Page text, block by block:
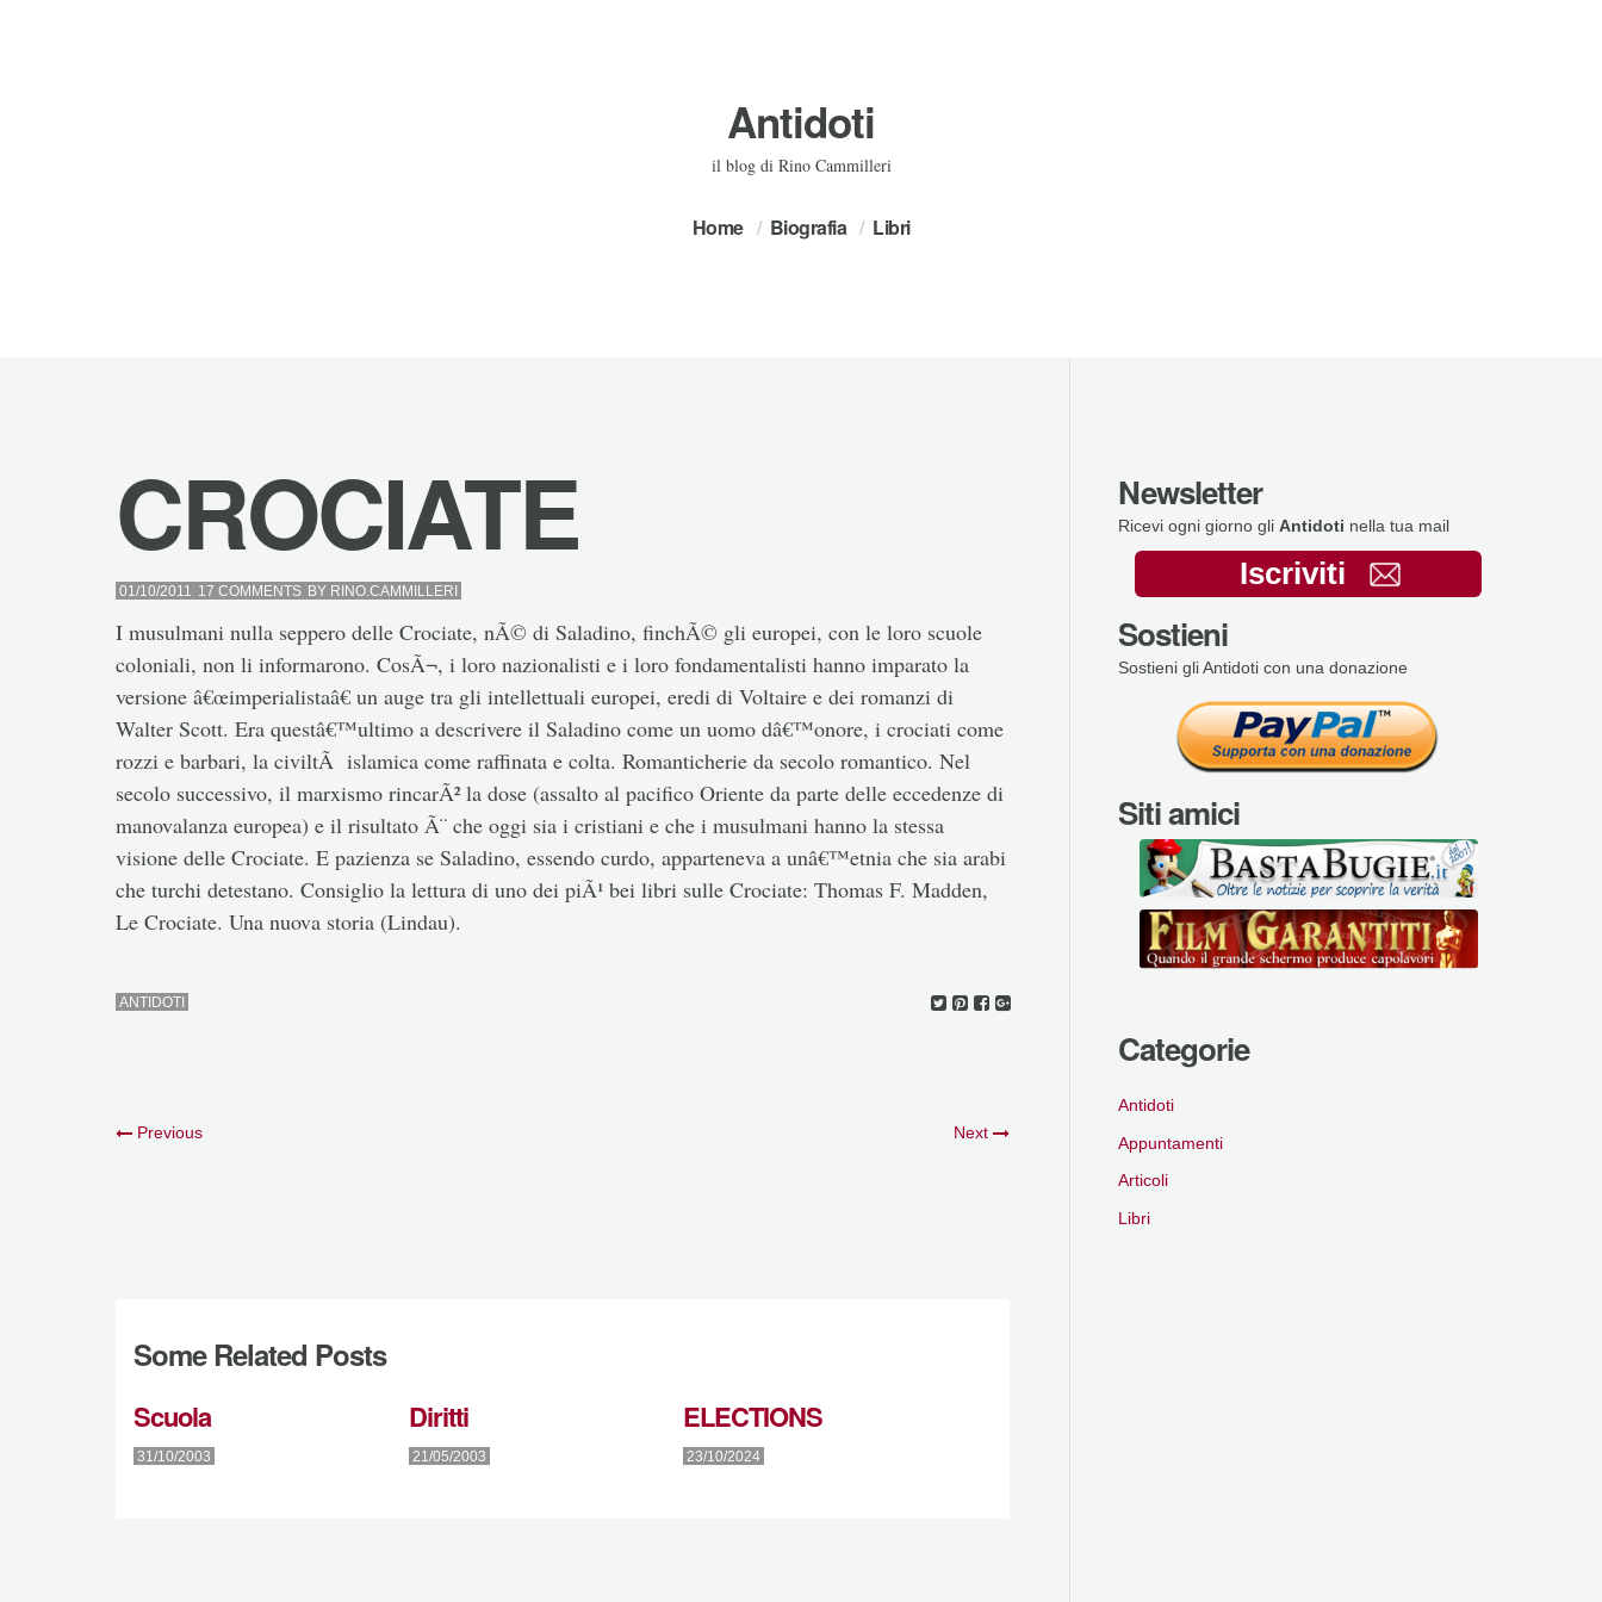
Antidoti
il blog di Rino Cammilleri
Home Biografia Libri
CROCIATE
01/10/2011 17 COMMENTS BY RINO.CAMMILLERI
I musulmani nulla seppero delle Crociate, nÃ© di Saladino, finchÃ© gli europei, con le loro scuole
coloniali, non li informarono. CosÃ¬, i loro nazionalisti e i loro fondamentalisti hanno imparato la
versione â€œimperialistaâ€ un auge tra gli intellettuali europei, eredi di Voltaire e dei romanzi di
Walter Scott. Era questâ€™ultimo a descrivere il Saladino come un uomo dâ€™onore, i crociati come
rozzi e barbari, la civiltÃ islamica come raffinata e colta. Romanticherie da secolo romantico. Nel
secolo successivo, il marxismo rincarÃ² la dose (assalto al pacifico Oriente da parte delle eccedenze di
manovalanza europea) e il risultato Ã¨ che oggi sia i cristiani e che i musulmani hanno la stessa
visione delle Crociate. E pazienza se Saladino, essendo curdo, apparteneva a unâ€™etnia che sia arabi
che turchi detestano. Consiglio la lettura di uno dei piÃ¹ bei libri sulle Crociate: Thomas F. Madden,
Le Crociate. Una nuova storia (Lindau).
ANTIDOTI
Previous Next
Some Related Posts
Scuola
31/10/2003
Diritti
21/05/2003
ELECTIONS
23/10/2024
Newsletter
Ricevi ogni giorno gli Antidoti nella tua mail
Iscriviti
Sostieni
Sostieni gli Antidoti con una donazione
Siti amici
Categorie
Antidoti
Appuntamenti
Articoli
Libri